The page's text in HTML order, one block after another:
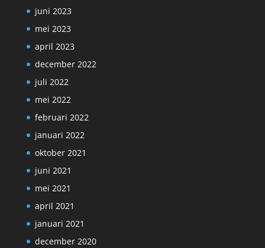
juni 2023
mei 2023
april 2023
december 2022
juli 2022
mei 2022
februari 2022
januari 2022
oktober 2021
juni 2021
mei 2021
april 2021
januari 2021
december 2020